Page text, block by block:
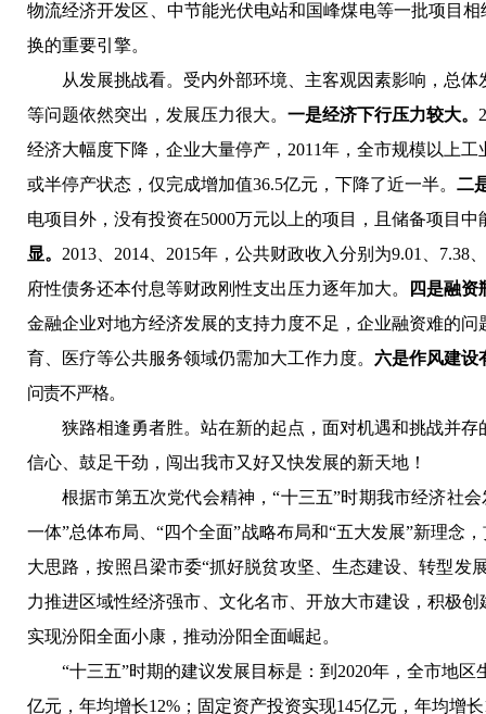
物流经济开发区、中节能光伏电站和国峰煤电等一批项目
换的重要引擎。
从发展挑战看。 受内外部环境、主客观因素影响，总
等问题依然突出，发展压力很大。 一是经济下行压力较大。
经济大幅度下降，企业大量停产， 2011年，全市规模以上
或半停产状态，仅完成增加值36.5亿元，下降了近一半。 二
电项目外，没有投资在5000万元以上的项目，且储备项目
显。 2013、2014、2015年，公共财政收入分别为9.01、
府性债务还本付息等财政刚性支出压力逐年加大。
四是融资
金融企业对地方经济发展的支持力度不足，企业融资难的问
育、医疗等公共服务领域仍需加大工作力度。 六是作风建设
问责不严格。
狭路相逢勇者胜。站在新的起点，面对机遇和挑战并
信心、鼓足干劲，闯出我市又好又快发展的新天地！
根据市第五次党代会精神，“十三五”时期我市经济社
一体”总体布局、“四个全面”战略布局和“五大发展”新理念
大思路 ，按照吕梁市委“抓好脱贫攻坚、生态建设、转型
力推进区域性经济强市、文化名市、开放大市建设，积极
实现汾阳全面小康，推动汾阳全面崛起。
“十三五”时期的建议发展目标是：到2020年，全市地
亿元，年均增长12%；固定资产投资实现145亿元，年均增